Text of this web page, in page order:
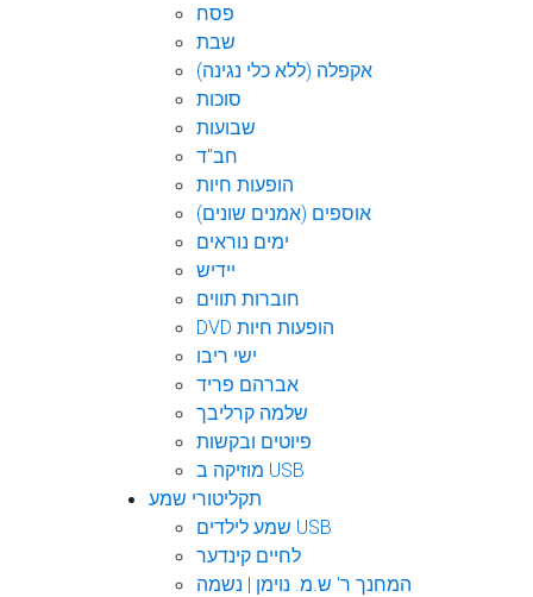
פסח
שבת
אקפלה (ללא כלי נגינה)
סוכות
שבועות
חב"ד
הופעות חיות
אוספים (אמנים שונים)
ימים נוראים
יידיש
חוברות תווים
DVD הופעות חיות
ישי ריבו
אברהם פריד
שלמה קרליבך
פיוטים ובקשות
מוזיקה ב USB
תקליטורי שמע
שמע לילדים USB
לחיים קינדער
המחנך ר' ש.מ. נוימן | נשמה